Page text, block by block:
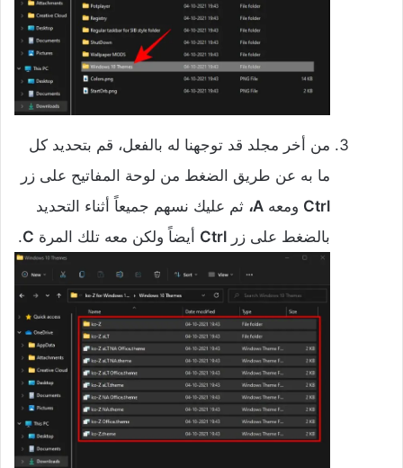
من أخر مجلد قد توجهنا له بالفعل، قم بتحديد كل
ما به عن طريق الضغط من لوحة المفاتيح على زر
Ctrl ومعه A، ثم عليك نسهم جميعاً أثناء التحديد
بالضغط على زر Ctrl أيضاً ولكن معه تلك المرة C
.